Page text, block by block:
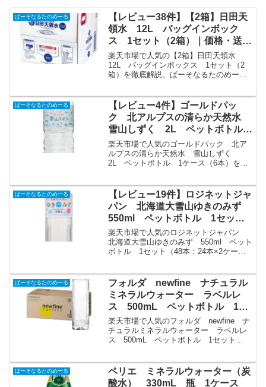
ぱーそなるたのめーる
【レビュー38件】【2箱】日田天
領水 12L バッグインボック
ス 1セット（2箱）｜価格・送
料・ポイント還元まとめ
楽天市場で人気の【2箱】日田天領水
12L バッグインボックス 1セット（2
箱）を徹底解説。ぱーそなるたのめーる
評価4.87の商品情報・購入方法まとめ。
ぱーそなるたのめーる
【レビュー4件】ゴールドパッ
ク 北アルプスの清らか天然水
雪山しずく 2L ペットボトル
1ケース（6本）｜価格・送料・ポ
イント還元まとめ
楽天市場で人気のゴールドパック 北ア
ルプスの清らか天然水 雪山しずく
2L ペットボトル 1ケース（6本）を徹
ーザーレビュー4件・平均評価4.75の商品
情報・購入方法まとめ。
ぱーそなるたのめーる
【レビュー19件】ロジネットジャ
パン 北海道大雪山ゆきのみず
550ml ペットボトル 1セット
（48本：24本×2ケース） 【送料
無料】｜価格・送料・ポイント還
元まとめ
楽天市場で人気のロジネットジャパン
北海道大雪山ゆきのみず 550ml ペット
ボトル 1セット（48本：24本×2ケー
込み・ポイント1倍）。実ユーザーレビュ
ー19件・平均評価4.89の商品情報・購入
方法まとめ。
ぱーそなるたのめーる
フォルダ newfine ナチュラル
ミネラルウォーター ラベルレ
ス 500mL ペットボトル 1セ
ット（180本：45本×4ケース）
【送料無料】｜価格・送料・ポイ
ント還元まとめ
楽天市場で人気のフォルダ newfine ナ
チュラルミネラルウォーター ラベルレ
ス 500mL ペットボトル 1セット
7,896円で販売中（送料込み・ポイント10
倍）。実ユーザーレビュー0件・平均評価
ぱーそなるたのめーる
ペリエ ミネラルウォーター（炭
酸水） 330mL 瓶 1ケース